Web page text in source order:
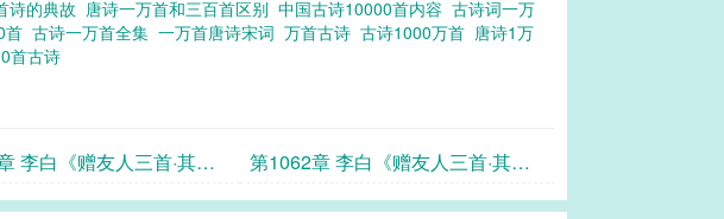
诗的典故 唐诗一万首和三百首区别 中国古诗10000首内容 古诗词一万
首 古诗一万首全集 一万首唐诗宋词 万首古诗 古诗1000万首 唐诗1万
首古诗
李白《赠友人三首·其
第1062章 李白《赠友人三首·其
二》